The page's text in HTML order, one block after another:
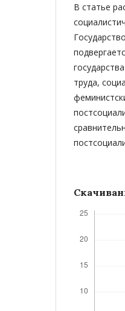
В статье
труда,